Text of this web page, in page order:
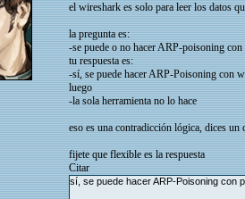
el wireshark es solo para leer los datos
la pregunta es:
-se puede o no hacer ARP-poisoning
tu respuesta es:
-sí, se puede hacer ARP-Poisoning con
luego
-la sola herramienta no lo hace
eso es una contradicción lógica, dices
fijete que flexible es la respuesta
Citar
sí, se puede hacer ARP-Poisoning con